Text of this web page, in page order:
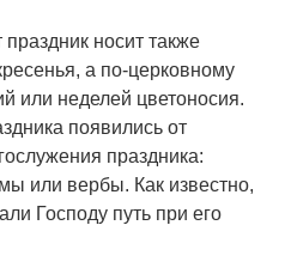
праздник носит также
а по-церковному
или неделей цветоносия.
появились от
праздника:
или вербы. Как известно,
Господу путь при его